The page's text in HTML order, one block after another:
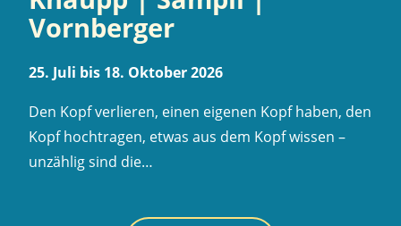
Vornberger
25. Juli bis 18. Oktober 2026
Den Kopf verlieren, einen eigenen Kopf haben, den
Kopf hochtragen, etwas aus dem Kopf wissen –
unzählig sind die…